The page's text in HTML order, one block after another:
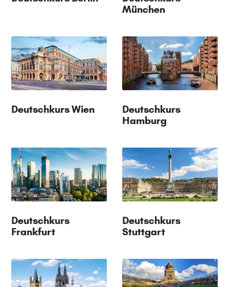
München
Deutschkurs Wien
Deutschkurs
Hamburg
Deutschkurs
Frankfurt
Deutschkurs
Stuttgart